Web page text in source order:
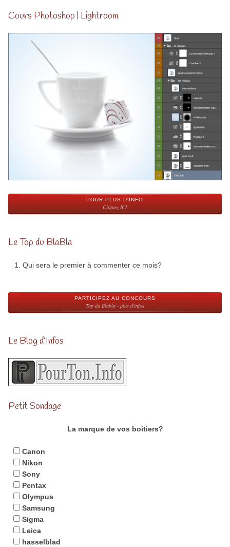
Cours Photoshop | Lightroom
POUR PLUS D'INFO
Cliquez ICI
Le Top du BlaBla
Qui sera le premier à commenter ce mois?
PARTICIPEZ AU CONCOURS
Top du Blabla - plus d'infos
Le Blog d’Infos
Petit Sondage
La marque de vos boitiers?
Canon
Nikon
Sony
Pentax
Olympus
Samsung
Sigma
Leica
hasselblad